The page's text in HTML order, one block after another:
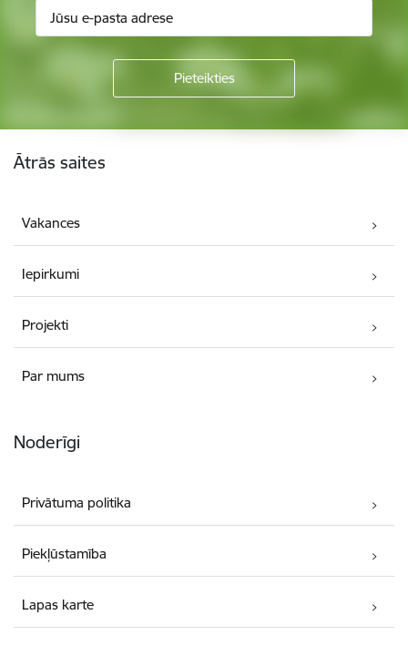
Ātrās saites
Vakances
Iepirkumi
Projekti
Par mums
Noderīgi
Privātuma politika
Piekļūstamība
Lapas karte